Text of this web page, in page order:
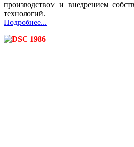
производством и внедрением
технологий.
Подробнее...